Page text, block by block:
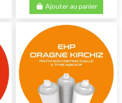
Ajouter au panier